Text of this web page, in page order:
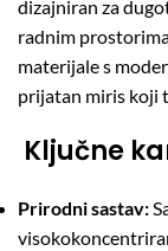
dizajniran za
radnim
materijale s
prijatan miris koji
Ključne
Prirodni sastav: